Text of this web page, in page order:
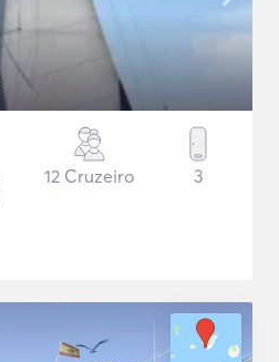
12 Cruzeiro 3